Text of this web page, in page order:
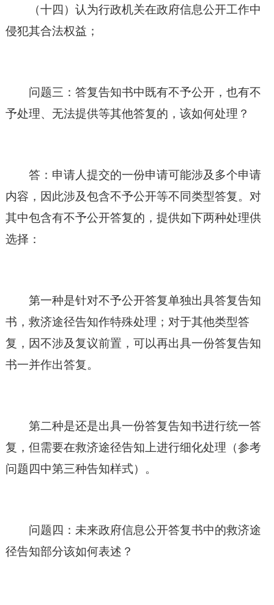
（十四）认为行政机关在政府信息公开工作中
侵犯其合法权益；
问题三：答复告知书中既有不予公开，也有不
予处理、无法提供等其他答复的，该如何处理？
答：申请人提交的一份申请可能涉及多个申请
内容，因此涉及包含不予公开等不同类型答复。对
其中包含有不予公开答复的，提供如下两种处理供
选择：
第一种是针对不予公开答复单独出具答复告知
书，救济途径告知作特殊处理；对于其他类型答
复，因不涉及复议前置，可以再出具一份答复告知
书一并作出答复。
第二种是还是出具一份答复告知书进行统一答
复，但需要在救济途径告知上进行细化处理（参考
问题四中第三种告知样式）。
问题四：未来政府信息公开答复书中的救济途
径告知部分该如何表述？